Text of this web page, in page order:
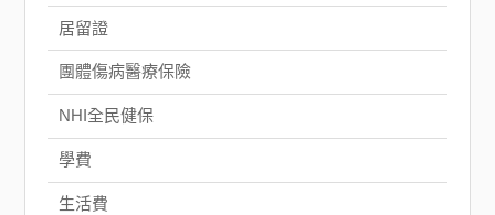
居留證
團體傷病醫療保險
NHI全民健保
學費
生活費